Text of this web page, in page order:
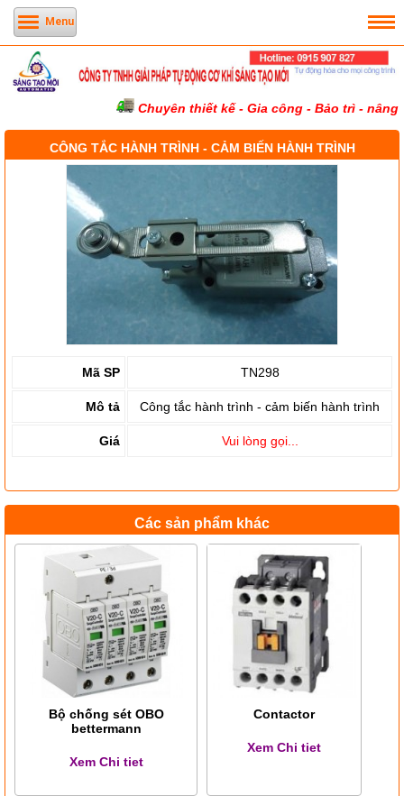
Menu
Chuyên thiết kế - Gia công - Bảo trì - nâng
CÔNG TẮC HÀNH TRÌNH - CẢM BIẾN HÀNH TRÌNH
Mã SP TN298
Mô tả Công tắc hành trình - cảm biến hành trình
Giá Vui lòng gọi...
Các sản phẩm khác
Bộ chống sét OBO
bettermann
Xem Chi tiet
Contactor
Xem Chi tiet